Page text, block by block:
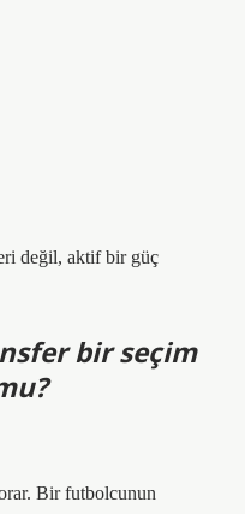
değil, aktif bir güç
bir seçim
Bir futbolcunun